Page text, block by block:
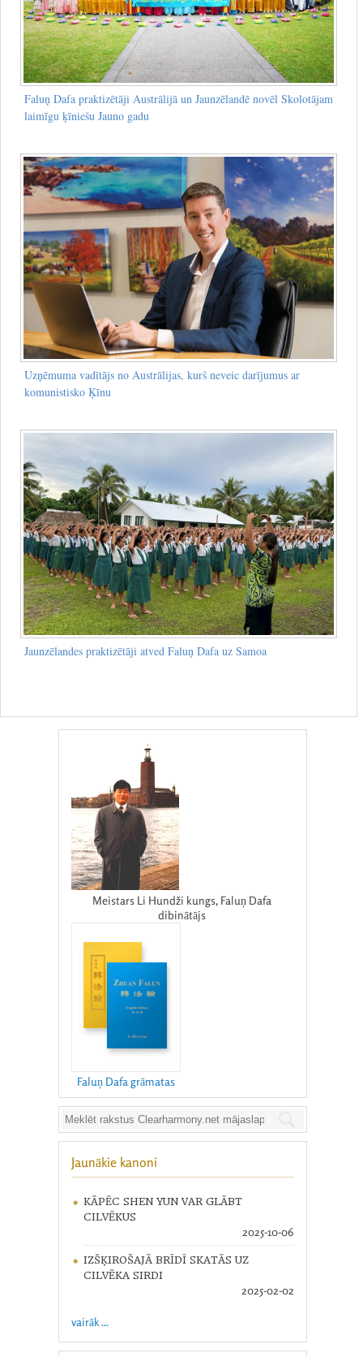
Faluņ Dafa praktizētāji Austrālijā un Jaunzēlandē novēl Skolotājam
laimīgu ķīniešu Jauno gadu
Uzņēmuma vadītājs no Austrālijas, kurš neveic darījumus ar
komunistisko Ķīnu
Jaunzēlandes praktizētāji atved Faluņ Dafa uz Samoa
Meistars Li Hundži kungs, Faluņ Dafa
dibinātājs
Faluņ Dafa grāmatas
Jaunākie kanoni
KĀPĒC SHEN YUN VAR GLĀBT
CILVĒKUS
2025-10-06
IZŠĶIROŠAJĀ BRĪDĪ SKATĀS UZ
CILVĒKA SIRDI
2025-02-02
vairāk ...